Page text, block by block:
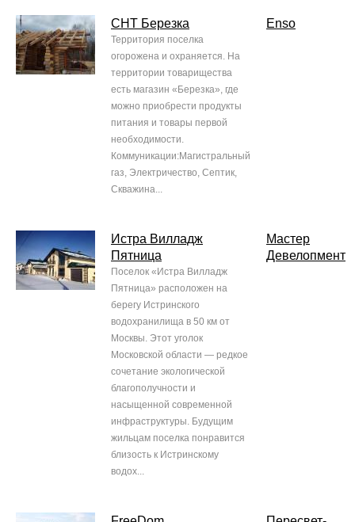
СНТ Березка
Территория поселка
огорожена и охраняется. На
территории товарищества
есть магазин «Березка», где
можно приобрести продукты
питания и товары первой
необходимости.
Коммуникации:Магистральный
газ, Электричество, Септик,
Скважина...
Enso
Истра Вилладж
Пятница
Поселок «Истра Вилладж
Пятница» расположен на
берегу Истринского
водохранилища в 50 км от
Москвы. Этот уголок
Московской области — редкое
сочетание экологической
благополучности и
насыщенной современной
инфраструктуры. Будущим
жильцам поселка понравится
близость к Истринскому
водох...
Мастер
Девелопмент